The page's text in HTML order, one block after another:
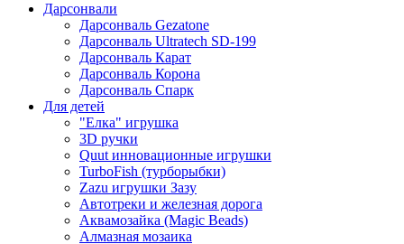
Дарсонвали
Дарсонваль Gezatone
Дарсонваль Ultratech SD-199
Дарсонваль Карат
Дарсонваль Корона
Дарсонваль Спарк
Для детей
"Елка" игрушка
3D ручки
Quut инновационные игрушки
TurboFish (турборыбки)
Zazu игрушки Зазу
Автотреки и железная дорога
Аквамозайка (Magic Beads)
Алмазная мозаика